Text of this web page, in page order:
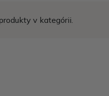
v kategórii.